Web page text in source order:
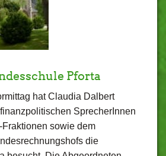
Pforta
hat Claudia Dalbert
SprecherInnen
sowie dem
die